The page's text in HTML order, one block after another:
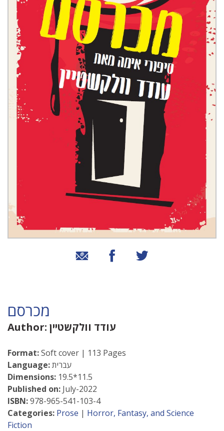
שיתוף באמצעות אימייל
שיתוף בפייסבוק
מכרסם
Author: עודד וולקשטיין
Format:Soft cover | 113 Pages
Language:עברית
Dimensions: 19.5*11.5
Published on: July-2022
ISBN:978-965-541-103-4
Categories: Prose | Horror, Fantasy, and Science
Fiction